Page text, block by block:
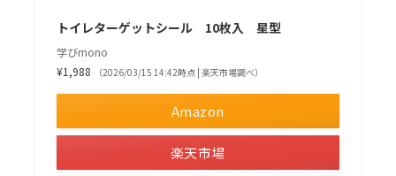
トイレターゲットシール 10枚入 星型
学びmono
¥1,988
（2026/03/15 14:42時点 | 楽天市場調べ）
Amazon
楽天市場